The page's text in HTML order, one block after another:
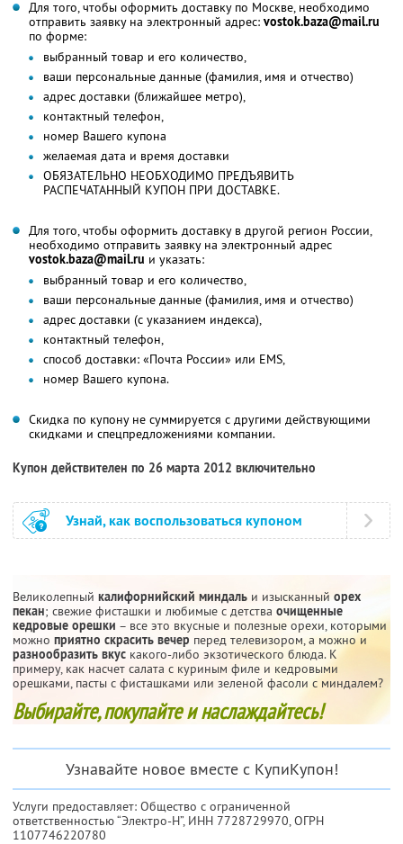
Для того, чтобы оформить доставку по Москве, необходимо
отправить заявку на электронный адрес: vostok.baza@mail.ru
по форме:
выбранный товар и его количество,
ваши персональные данные (фамилия, имя и отчество)
адрес доставки (ближайшее метро),
контактный телефон,
номер Вашего купона
желаемая дата и время доставки
ОБЯЗАТЕЛЬНО НЕОБХОДИМО ПРЕДЪЯВИТЬ
РАСПЕЧАТАННЫЙ КУПОН ПРИ ДОСТАВКЕ.
Для того, чтобы оформить доставку в другой регион России,
необходимо отправить заявку на электронный адрес
vostok.baza@mail.ru и указать:
выбранный товар и его количество,
ваши персональные данные (фамилия, имя и отчество)
адрес доставки (с указанием индекса),
контактный телефон,
способ доставки: «Почта России» или EMS,
номер Вашего купона.
Скидка по купону не суммируется с другими действующими
скидками и спецпредложениями компании.
Купон действителен по 26 марта 2012 включительно
Узнай, как воспользоваться купоном
Великолепный калифорнийский миндаль и изысканный орех
пекан; свежие фисташки и любимые с детства очищенные
кедровые орешки – все это вкусные и полезные орехи, которыми
можно приятно скрасить вечер перед телевизором, а можно и
разнообразить вкус какого-либо экзотического блюда. К
примеру, как насчет салата с куриным филе и кедровыми
орешками, пасты с фисташками или зеленой фасоли с миндалем?
Выбирайте, покупайте и наслаждайтесь!
Узнавайте новое вместе с КупиКупон!
Услуги предоставляет: Общество с ограниченной
ответственностью “Электро-Н”, ИНН 7728729970, ОГРН
1107746220780